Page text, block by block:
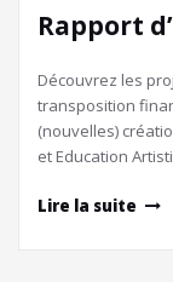
Rapport
Découvrez les
transposition
(nouvelles)
et Education
Lire la suite